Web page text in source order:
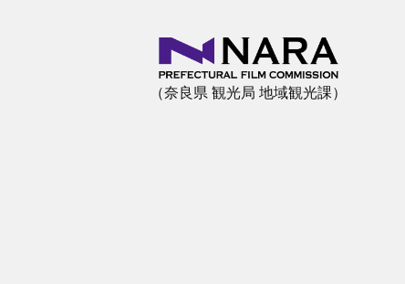
（奈良県 観光局 地域観光課）